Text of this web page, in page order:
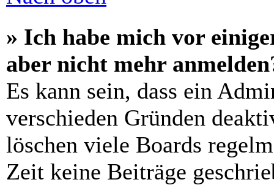
» Ich habe mich vor
aber nicht mehr
Es kann sein, dass ein
verschieden Gründen
löschen viele Boards
Zeit keine Beiträge